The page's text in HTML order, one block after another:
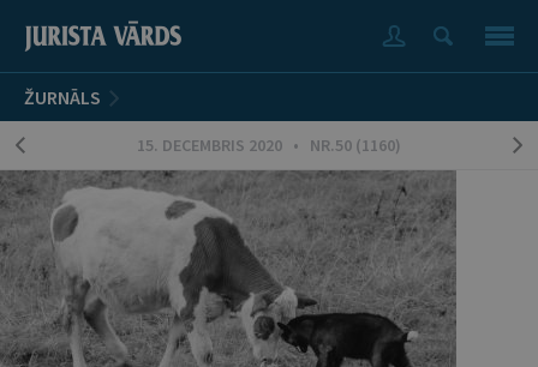
ŽURNĀLS
15. DECEMBRIS 2020 • NR.50 (1160)